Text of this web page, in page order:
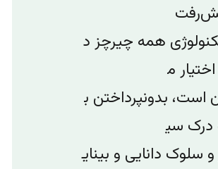
همه چیرچز د
اختیار م
است،‌ بدونپرداختن ب
درک سی
و سلوک دانایی و بینای